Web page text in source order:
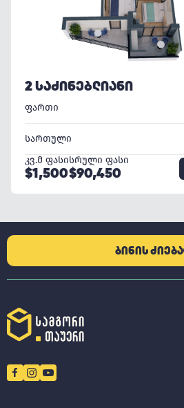
2 ᲡᲐᲫᲘᲜᲔᲑᲚᲘᲐᲜᲘ
ფართი
სართული
კვ.მ ფასი
$1,500
სრული ფასი
$90,450
ᲑᲘᲜᲘᲡ ᲫᲘᲔᲑᲐ